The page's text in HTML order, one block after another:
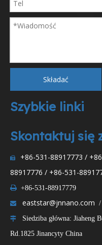
Składać
Szybkie linki
Skontaktuj się

+86-531-88917773 /
88917776 / +86-531-
 +86-531-88917779
 eaststar@jnnano.com /
 Siedziba główna: Jiaheng
Rd.1825 Jinancyty China